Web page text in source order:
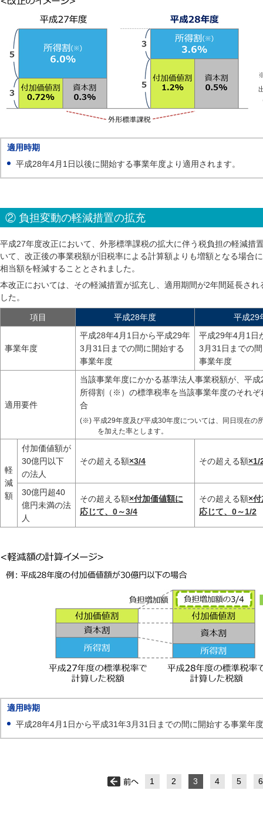
適用時期
平成28年4月1日以後に開始する事業年度より適用されます。
② 負担変動の軽減措置の拡充
平成27年度改正において、外形標準課税の拡大に伴う税負担の軽減措
いて、改正後の事業税額が旧税率による計算額よりも増額となる場合
相当額を軽減することとされました。
本改正においては、その軽減措置が拡充し、適用期間が2年間延長さ
した。
項目 平成28年度 平成29
事業年度
平成28年4月1日から平成29年
3月31日までの間に開始する
事業年度
平成29年4月1日
3月31日までの
事業年度
適用要件
当該事業年度にかかる基準法人事業税額が、平
所得割（※）の標準税率を当該事業年度のそれ
合
(※) 平成29年度及び平成30年度については、同日現在の
を加えた率とします。
軽
減
額
付加価値額が
30億円以下
の法人
その超える額×3/4 その超える額×1/
30億円超40
億円未満の法
人
その超える額×付加価値額に
応じて、0～3/4
その超える額×
応じて、0～1/2
適用時期
平成28年4月1日から平成31年3月31日までの間に開始する事業年
1 2 3 4 5 6